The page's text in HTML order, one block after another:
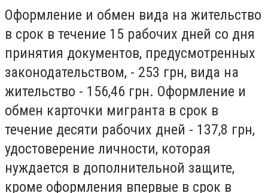
Оформление и обмен вида на жительство
в срок в течение 15 рабочих дней со дня
принятия документов, предусмотренных
законодательством, - 253 грн, вида на
жительство - 156,46 грн. Оформление и
обмен карточки мигранта в срок в
течение десяти рабочих дней - 137,8 грн,
удостоверение личности, которая
нуждается в дополнительной защите,
кроме оформления впервые в срок в